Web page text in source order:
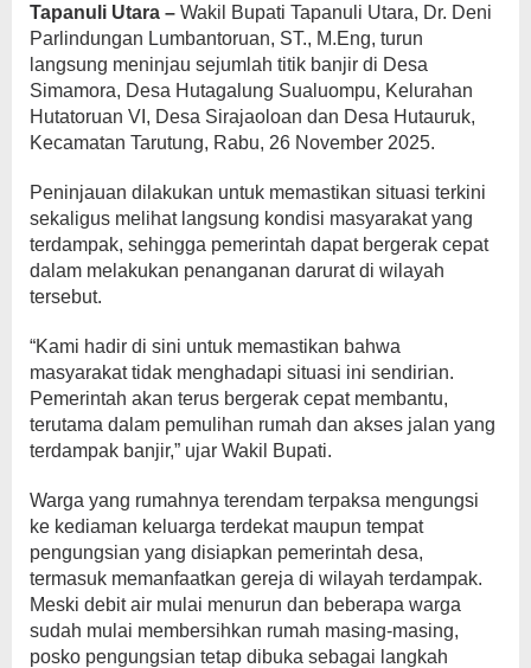
Tapanuli Utara – Wakil Bupati Tapanuli Utara, Dr. Deni
Parlindungan Lumbantoruan, ST., M.Eng, turun
langsung meninjau sejumlah titik banjir di Desa
Simamora, Desa Hutagalung Sualuompu, Kelurahan
Hutatoruan VI, Desa Sirajaoloan dan Desa Hutauruk,
Kecamatan Tarutung, Rabu, 26 November 2025.
Peninjauan dilakukan untuk memastikan situasi terkini
sekaligus melihat langsung kondisi masyarakat yang
terdampak, sehingga pemerintah dapat bergerak cepat
dalam melakukan penanganan darurat di wilayah
tersebut.
“Kami hadir di sini untuk memastikan bahwa
masyarakat tidak menghadapi situasi ini sendirian.
Pemerintah akan terus bergerak cepat membantu,
terutama dalam pemulihan rumah dan akses jalan yang
terdampak banjir,” ujar Wakil Bupati.
Warga yang rumahnya terendam terpaksa mengungsi
ke kediaman keluarga terdekat maupun tempat
pengungsian yang disiapkan pemerintah desa,
termasuk memanfaatkan gereja di wilayah terdampak.
Meski debit air mulai menurun dan beberapa warga
sudah mulai membersihkan rumah masing-masing,
posko pengungsian tetap dibuka sebagai langkah